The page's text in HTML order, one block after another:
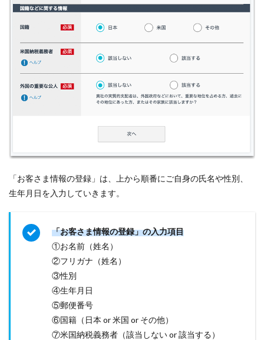
「お客さま情報の登録」は、上から順番にご自身の氏名や性別、
生年月日を入力していきます。
「お客さま情報の登録」の入力項目
①お名前（姓名）
②フリガナ（姓名）
③性別
④生年月日
⑤郵便番号
⑥国籍（日本 or 米国 or その他）
⑦米国納税義務者（該当しない or 該当する）